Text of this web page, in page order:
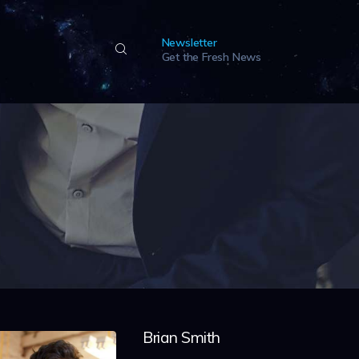
Newsletter
Get the Fresh News
Brian Smith